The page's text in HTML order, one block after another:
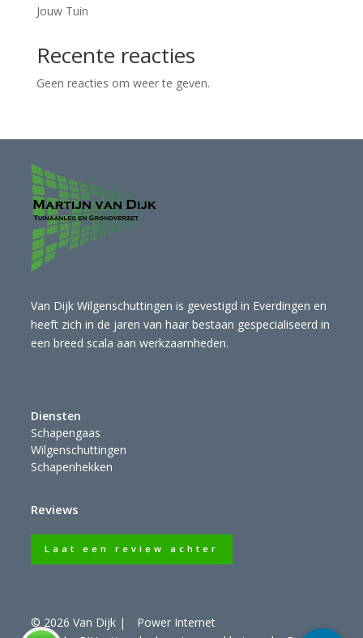
Jouw Tuin
Recente reacties
Geen reacties om weer te geven.
Van Dijk Wilgenschuttingen is gevestigd in Everdingen en
heeft zich in de jaren van haar bestaan gespecialiseerd in
een breed scala aan werkzaamheden.
Diensten
Schapengaas
Wilgenschuttingen
Schapenhekken
Reviews
Laat een review achter
© 2026 Van Dijk |
Power Internet